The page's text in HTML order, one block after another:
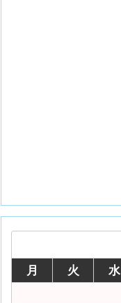
月
火 水